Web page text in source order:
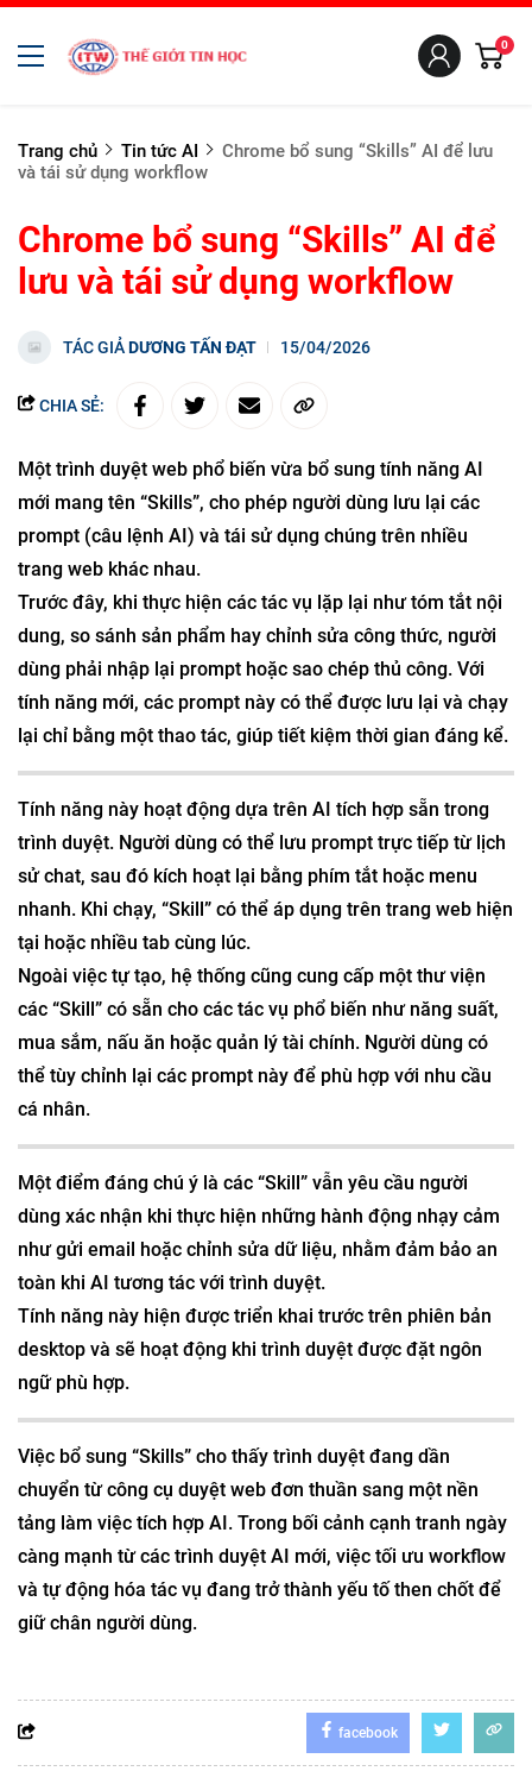
0
Trang chủ Tin tức AI
Chrome bổ sung “Skills” AI để lưu
và tái sử dụng workflow
Chrome bổ sung “Skills” AI để
lưu và tái sử dụng workflow
TÁC GIẢDƯƠNG TẤN ĐẠT 15/04/2026
CHIA SẺ:
Một trình duyệt web phổ biến vừa bổ sung tính năng AI
mới mang tên “Skills”, cho phép người dùng lưu lại các
prompt (câu lệnh AI) và tái sử dụng chúng trên nhiều
trang web khác nhau.
Trước đây, khi thực hiện các tác vụ lặp lại như tóm tắt nội
dung, so sánh sản phẩm hay chỉnh sửa công thức, người
dùng phải nhập lại prompt hoặc sao chép thủ công. Với
tính năng mới, các prompt này có thể được lưu lại và chạy
lại chỉ bằng một thao tác, giúp tiết kiệm thời gian đáng kể.
Tính năng này hoạt động dựa trên AI tích hợp sẵn trong
trình duyệt. Người dùng có thể lưu prompt trực tiếp từ lịch
sử chat, sau đó kích hoạt lại bằng phím tắt hoặc menu
nhanh. Khi chạy, “Skill” có thể áp dụng trên trang web hiện
tại hoặc nhiều tab cùng lúc.
Ngoài việc tự tạo, hệ thống cũng cung cấp một thư viện
các “Skill” có sẵn cho các tác vụ phổ biến như năng suất,
mua sắm, nấu ăn hoặc quản lý tài chính. Người dùng có
thể tùy chỉnh lại các prompt này để phù hợp với nhu cầu
cá nhân.
Một điểm đáng chú ý là các “Skill” vẫn yêu cầu người
dùng xác nhận khi thực hiện những hành động nhạy cảm
như gửi email hoặc chỉnh sửa dữ liệu, nhằm đảm bảo an
toàn khi AI tương tác với trình duyệt.
Tính năng này hiện được triển khai trước trên phiên bản
desktop và sẽ hoạt động khi trình duyệt được đặt ngôn
ngữ phù hợp.
Việc bổ sung “Skills” cho thấy trình duyệt đang dần
chuyển từ công cụ duyệt web đơn thuần sang một nền
tảng làm việc tích hợp AI. Trong bối cảnh cạnh tranh ngày
càng mạnh từ các trình duyệt AI mới, việc tối ưu workflow
và tự động hóa tác vụ đang trở thành yếu tố then chốt để
giữ chân người dùng.
facebook